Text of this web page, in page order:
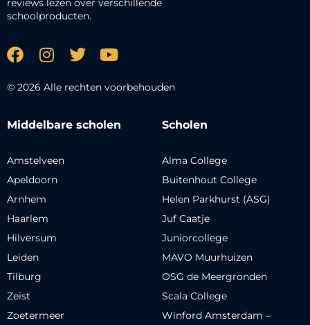
reviews lezen over verschillende
schoolproducten.
© 2026 Alle rechten voorbehouden
Middelbare scholen
Amstelveen
Apeldoorn
Arnhem
Haarlem
Hilversum
Leiden
Tilburg
Zeist
Zoetermeer
Scholen
Alma College
Buitenhout College
Helen Parkhurst (ASG)
Juf Caatje
Juniorcollege
MAVO Muurhuizen
OSG de Meergronden
Scala College
Winford Amsterdam –